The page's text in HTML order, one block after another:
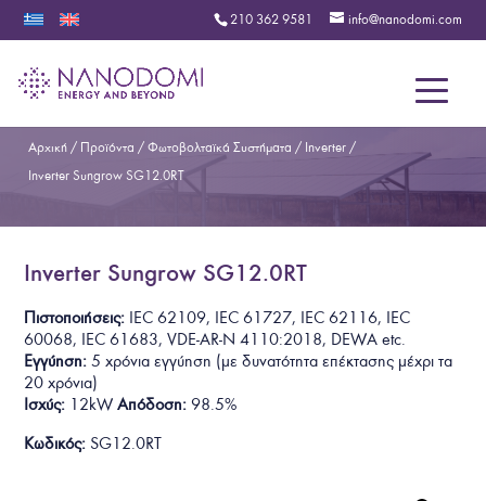
210 362 9581 info@nanodomi.com
Αρχική / Προϊόντα / Φωτοβολταϊκά Συστήματα / Inverter /
Inverter Sungrow SG12.0RT
Inverter Sungrow SG12.0RT
Πιστοποιήσεις: IEC 62109, IEC 61727, IEC 62116, IEC
60068, IEC 61683, VDE-AR-N 4110:2018, DEWA etc.
Εγγύηση:5 χρόνια εγγύηση (με δυνατότητα επέκτασης μέχρι τα
20 χρόνια)
Ισχύς: 12kWΑπόδοση: 98.5%
Κωδικός: SG12.0RT